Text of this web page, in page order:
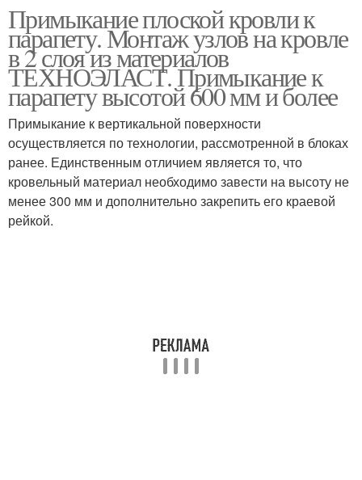
Рулонная кровля Подведение к парапету
Примыкание плоской кровли к
парапету. Монтаж узлов на кровле
в 2 слоя из материалов
ТЕХНОЭЛАСТ. Примыкание к
парапету высотой 600 мм и более
Примыкание к вертикальной поверхности
осуществляется по технологии, рассмотренной в блоках
ранее. Единственным отличием является то, что
кровельный материал необходимо завести на высоту не
менее 300 мм и дополнительно закрепить его краевой
рейкой.